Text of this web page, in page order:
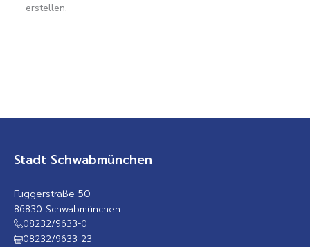
erstellen.
Stadt Schwabmünchen
Fuggerstraße 50
86830 Schwabmünchen
08232/9633-0
08232/9633-23